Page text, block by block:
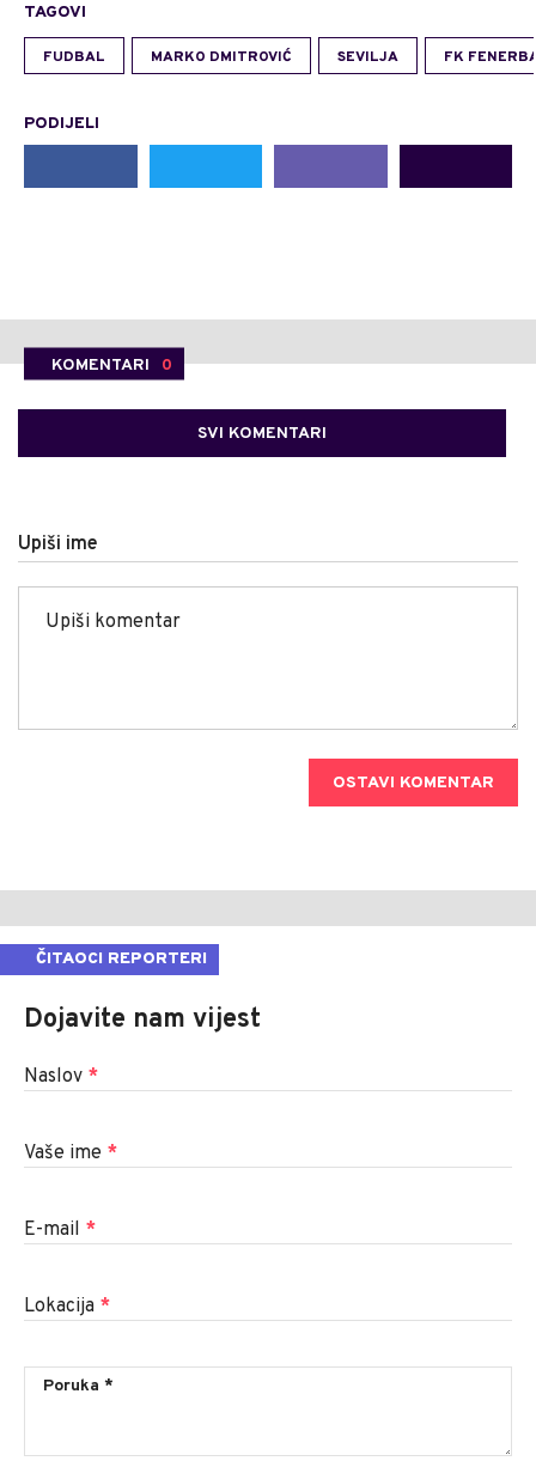
TAGOVI
FUDBAL MARKO DMITROVIĆ SEVILJA FK
PODIJELI
KOMENTARI 0
SVI KOMENTARI
Upiši ime
OSTAVI KOMENTAR
ČITAOCI REPORTERI
Dojavite nam vijest
Naslov *
Vaše ime *
E-mail *
Lokacija *